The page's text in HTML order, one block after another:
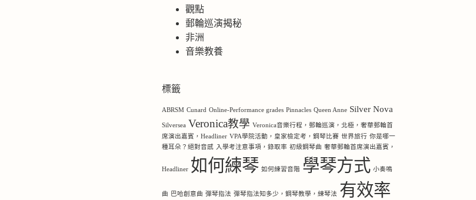
觀點
郵輪巡演揭秘
非洲
音樂教養
標籤
ABRSM Cunard Online-Performance grades Pinnacles Queen Anne Silver Nova
Silversea Veronica教學 Veronica音樂行程，郵輪巡演，北極，奢華郵輪首
席演出嘉賓，Headliner VPA學院活動，皇家檢定考，鋼琴比賽 世界旅行 你是哪一
種耳朵？絕對音感 入學考注意事項，錄取率 初級鋼琴曲 奢華郵輪首席演出嘉賓，
Headliner 如何練琴 如何練習音階 學琴方式 小奏鳴
曲 巴哈創意曲 彈琴指法 彈琴指法知多少，鋼琴教學，練琴法 有效率